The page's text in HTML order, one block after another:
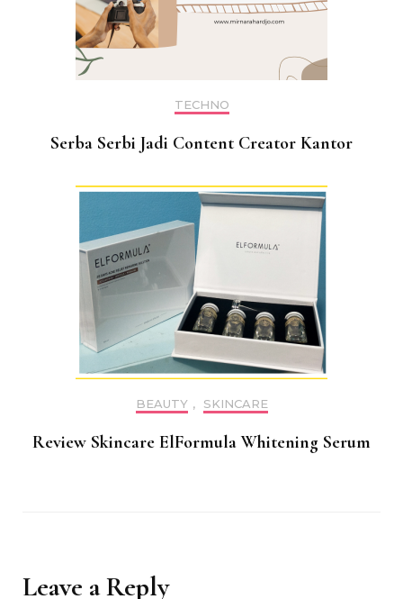
TECHNO
Serba Serbi Jadi Content Creator Kantor
BEAUTY , SKINCARE
Review Skincare ElFormula Whitening Serum
Leave a Reply